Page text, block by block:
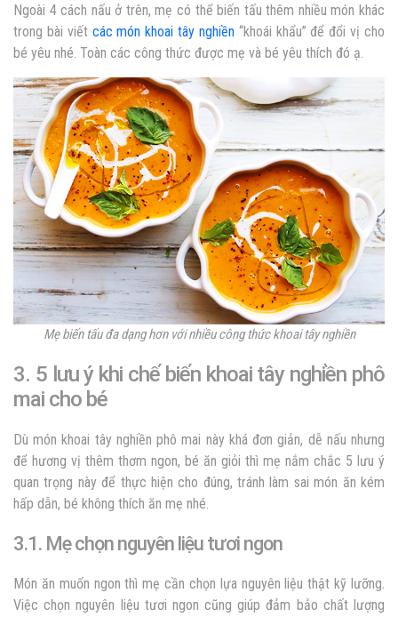
Ngoài 4 cách nấu ở trên, mẹ có thể biến tấu thêm nhiều món khác
trong bài viết các món khoai tây nghiền “khoái khẩu” để đổi vị cho
bé yêu nhé. Toàn các công thức được mẹ và bé yêu thích đó ạ.
Mẹ biến tấu đa dạng hơn với nhiều công thức khoai tây nghiền
3. 5 lưu ý khi chế biến khoai tây nghiền phô
mai cho bé
Dù món khoai tây nghiền phô mai này khá đơn giản, dễ nấu nhưng
để hương vị thêm thơm ngon, bé ăn giỏi thì mẹ nắm chắc 5 lưu ý
quan trọng này để thực hiện cho đúng, tránh làm sai món ăn kém
hấp dẫn, bé không thích ăn mẹ nhé.
3.1. Mẹ chọn nguyên liệu tươi ngon
Món ăn muốn ngon thì mẹ cần chọn lựa nguyên liệu thật kỹ lưỡng.
Việc chọn nguyên liệu tươi ngon cũng giúp đảm bảo chất lượng